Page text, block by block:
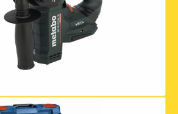
Metabo BH 18 LTX BL 16 Akku-Hammer
- 2026 DGH - Alle Rechte vorbehalten.